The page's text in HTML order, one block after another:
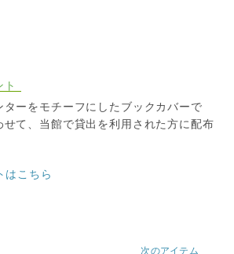
ーをモチーフにしたブックカバーで
て、当館で貸出を利用された方に配布
はこちら
次のアイテム